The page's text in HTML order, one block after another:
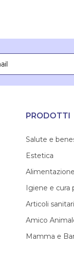
PRODOTTI
Salute e
Estetica
Alimentazione
Igiene e cura
Articoli sanitari
Amico
Mamma e